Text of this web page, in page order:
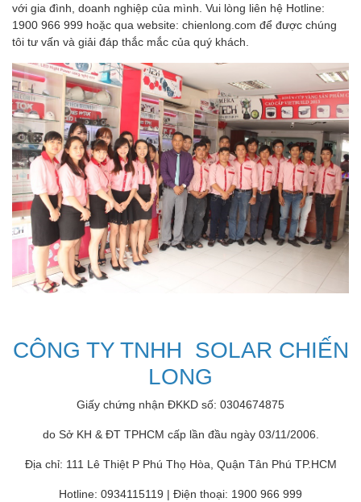
với gia đình, doanh nghiệp của mình. Vui lòng liên hệ Hotline:
1900 966 999 hoặc qua website: chienlong.com để được chúng
tôi tư vấn và giải đáp thắc mắc của quý khách.
CÔNG TY TNHH SOLAR CHIẾN
LONG
Giấy chứng nhận ĐKKD số: 0304674875
do Sở KH & ĐT TPHCM cấp lần đầu ngày 03/11/2006.
Địa chỉ: 111 Lê Thiệt P Phú Thọ Hòa, Quận Tân Phú TP.HCM
Hotline: 0934115119 | Điện thoại: 1900 966 999